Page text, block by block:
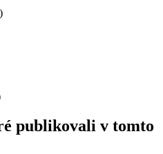
publikovali v tomto